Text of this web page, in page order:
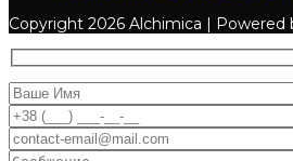
Copyright 2026 Alchimica | Powered